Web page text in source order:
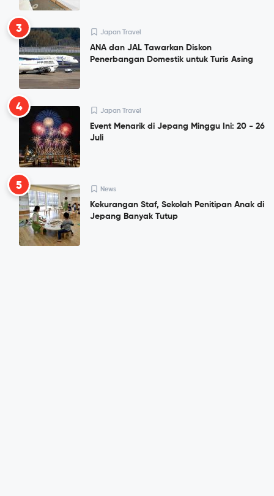
3 Japan Travel
ANA dan JAL Tawarkan Diskon
Penerbangan Domestik untuk Turis Asing
4 Japan Travel
Event Menarik di Jepang Minggu Ini: 20 - 26
Juli
5 News
Kekurangan Staf, Sekolah Penitipan Anak di
Jepang Banyak Tutup